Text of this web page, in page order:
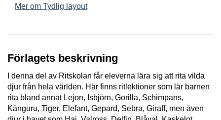
Mer om Tydlig layout
Förlagets beskrivning
I denna del av Ritskolan får eleverna lära sig att rita vilda
djur från hela världen. Här finns ritlektioner som lär barnen
rita bland annat Lejon, Isbjörn, Gorilla, Schimpans,
Känguru, Tiger, Elefant, Gepard, Sebra, Giraff, men även